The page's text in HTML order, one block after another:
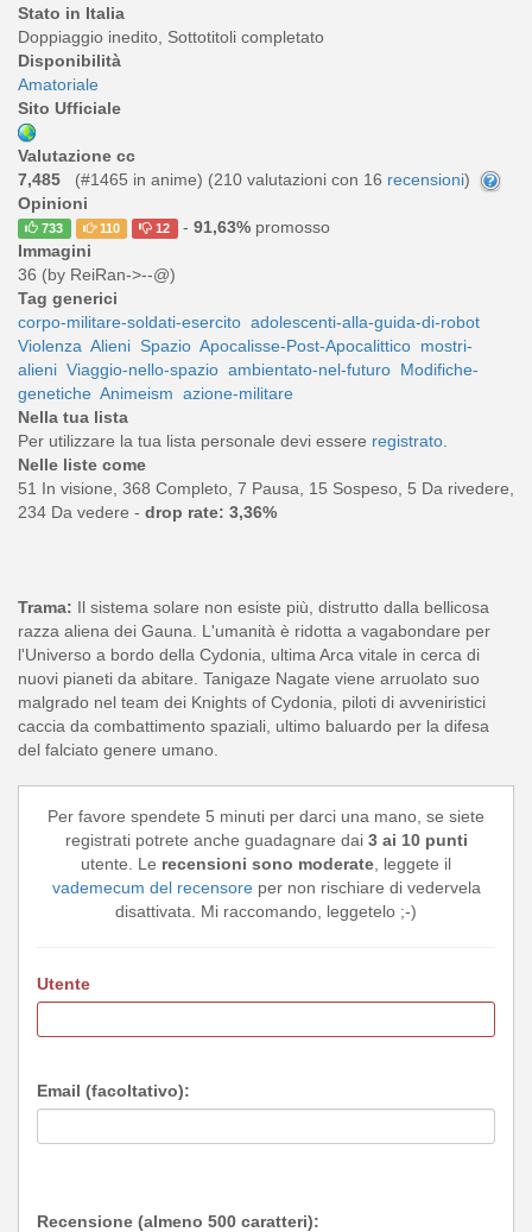
Stato in Italia
Doppiaggio inedito, Sottotitoli completato
Disponibilità
Amatoriale
Sito Ufficiale
Valutazione cc
7,485
(#1465 in anime) (210 valutazioni con 16 recensioni)
Opinioni
733 110 12 - 91,63%promosso
Immagini
36 (by ReiRan->--@)
Tag generici
corpo-militare-soldati-esercito adolescenti-alla-guida-di-robot
Violenza Alieni Spazio Apocalisse-Post-Apocalittico mostri-
alieni Viaggio-nello-spazio ambientato-nel-futuro Modifiche-
genetiche Animeism azione-militare
Nella tua lista
Per utilizzare la tua lista personale devi essere registrato.
Nelle liste come
51 In visione, 368 Completo, 7 Pausa, 15 Sospeso, 5 Da rivedere,
234 Da vedere - drop rate: 3,36%
Trama: Il sistema solare non esiste più, distrutto dalla bellicosa
razza aliena dei Gauna. L'umanità è ridotta a vagabondare per
l'Universo a bordo della Cydonia, ultima Arca vitale in cerca di
nuovi pianeti da abitare. Tanigaze Nagate viene arruolato suo
malgrado nel team dei Knights of Cydonia, piloti di avveniristici
caccia da combattimento spaziali, ultimo baluardo per la difesa
del falciato genere umano.
Per favore spendete 5 minuti per darci una mano, se siete
registrati potrete anche guadagnare dai 3 ai 10 punti
utente. Le recensioni sono moderate, leggete il
vademecum del recensoreper non rischiare di vedervela
disattivata. Mi raccomando, leggetelo ;-)
Utente
Email (facoltativo):
Recensione (almeno 500 caratteri):